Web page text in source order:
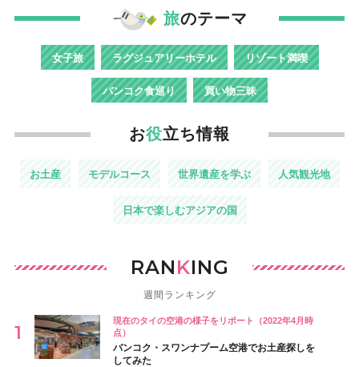
旅のテーマ
女子旅 ラグジュアリーホテル リゾート満喫
バンコク食巡り 買い物三昧
お役立ち情報
お土産 モデルコース 世界遺産を学ぶ 人気観光地
日本で楽しむアジアの国
RANKING
週間ランキング
現在のタイの空港の様子をリポート（2022年4月時
点）
バンコク・スワンナプーム空港でお土産探しを
してみた